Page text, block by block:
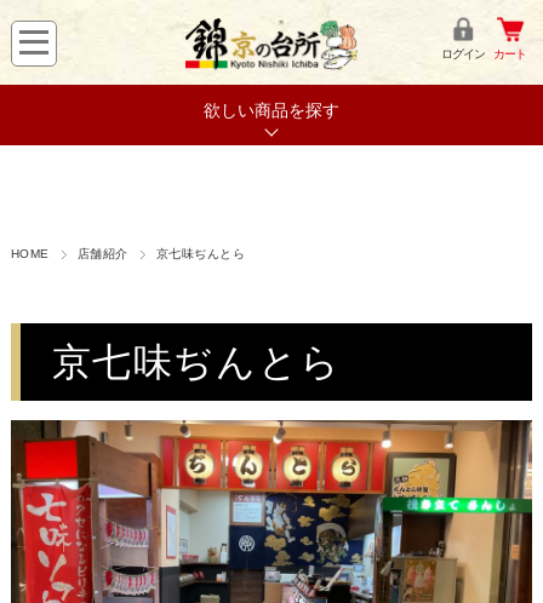
ログイン カート
欲しい商品を探す
HOME 店舗紹介 京七味ぢんとら
京七味ぢんとら